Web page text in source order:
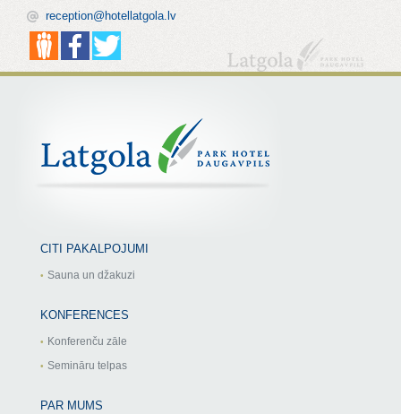
reception@hotellatgola.lv
CITI PAKALPOJUMI
Sauna un džakuzi
KONFERENCES
Konferenču zāle
Semināru telpas
PAR MUMS